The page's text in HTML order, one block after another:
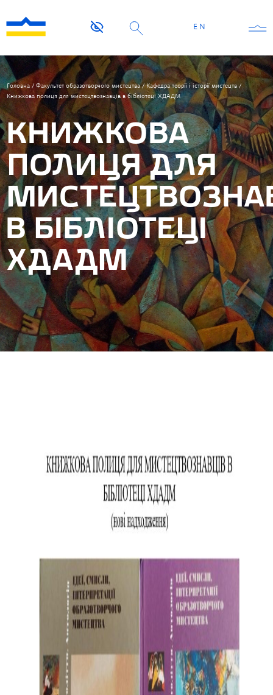
EN
Головна / Факультет образотворчого мистецтва/Кафедра теорії і історії мистецтв /
Книжкова полиця для мистецтвознавців в бібліотеці ХДАДМ
КНИЖКОВА
ПОЛИЦЯ ДЛЯ
В БІБЛІОТЕЦІ
ХДАДМ